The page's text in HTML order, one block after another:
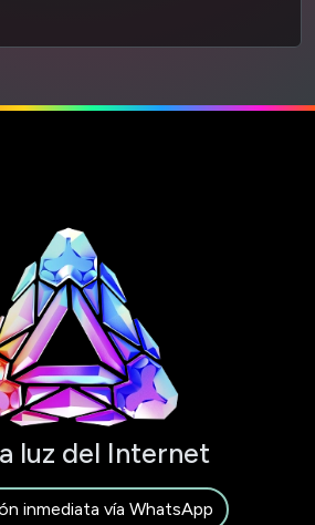
luz del Internet
inmediata vía WhatsApp